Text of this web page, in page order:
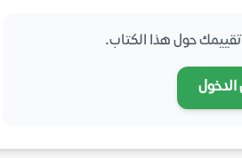
حول هذا الكتاب.